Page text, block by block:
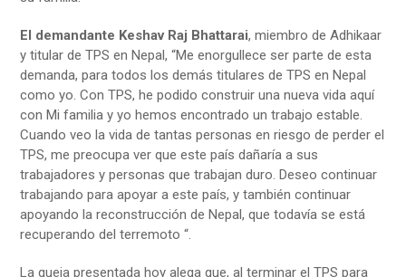
El demandante Keshav Raj Bhattarai, miembro de Adhikaar
y titular de TPS en Nepal, “Me enorgullece ser parte de esta
demanda, para todos los demás titulares de TPS en Nepal
como yo. Con TPS, he podido construir una nueva vida aquí
con Mi familia y yo hemos encontrado un trabajo estable.
Cuando veo la vida de tantas personas en riesgo de perder el
TPS, me preocupa ver que este país dañaría a sus
trabajadores y personas que trabajan duro. Deseo continuar
trabajando para apoyar a este país, y también continuar
apoyando la reconstrucción de Nepal, que todavía se está
recuperando del terremoto “.
La queja presentada hoy alega que, al terminar el TPS para